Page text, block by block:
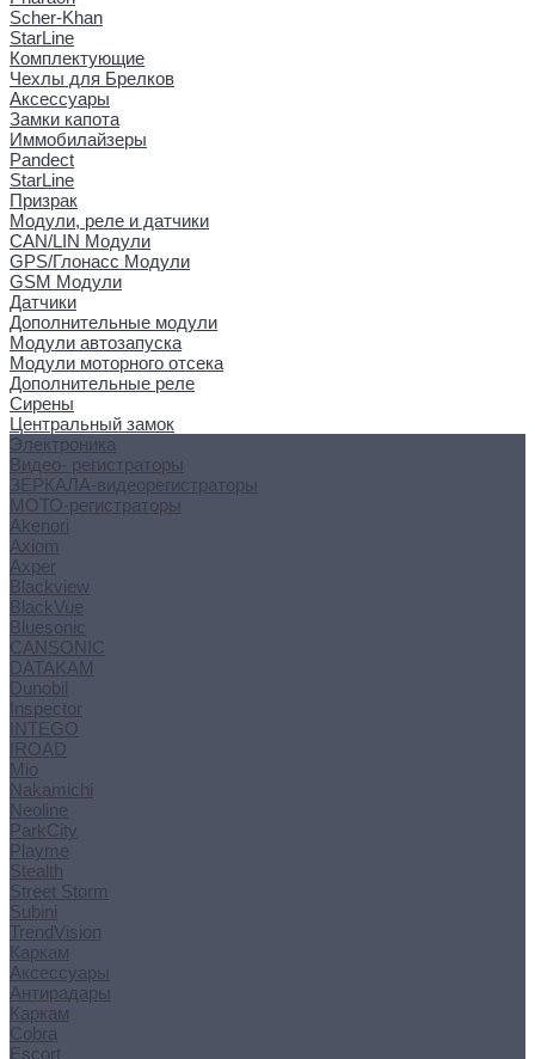
Scher-Khan
StarLine
Комплектующие
Чехлы для Брелков
Аксессуары
Замки капота
Иммобилайзеры
Pandect
StarLine
Призрак
Модули, реле и датчики
CAN/LIN Модули
GPS/Глонасс Модули
GSM Модули
Датчики
Дополнительные модули
Модули автозапуска
Модули моторного отсека
Дополнительные реле
Сирены
Центральный замок
Электроника
Видео- регистраторы
ЗЕРКАЛА-видеорегистраторы
МОТО-регистраторы
Akenori
Axiom
Axper
Blackview
BlackVue
Bluesonic
CANSONIC
DATAKAM
Dunobil
Inspector
INTEGO
IROAD
Mio
Nakamichi
Neoline
ParkCity
Playme
Stealth
Street Storm
Subini
TrendVision
Каркам
Аксессуары
Антирадары
Каркам
Cobra
Escort